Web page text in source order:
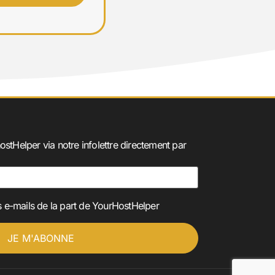
via notre infolettre directement par
e-mails de la part de YourHostHelper